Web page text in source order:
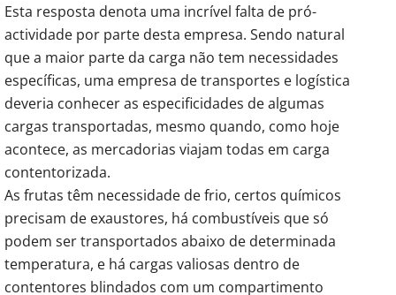
Esta resposta denota uma incrível falta de pró-
actividade por parte desta empresa. Sendo natural
que a maior parte da carga não tem necessidades
específicas, uma empresa de transportes e logística
deveria conhecer as especificidades de algumas
cargas transportadas, mesmo quando, como hoje
acontece, as mercadorias viajam todas em carga
contentorizada.
As frutas têm necessidade de frio, certos químicos
precisam de exaustores, há combustíveis que só
podem ser transportados abaixo de determinada
temperatura, e há cargas valiosas dentro de
contentores blindados com um compartimento